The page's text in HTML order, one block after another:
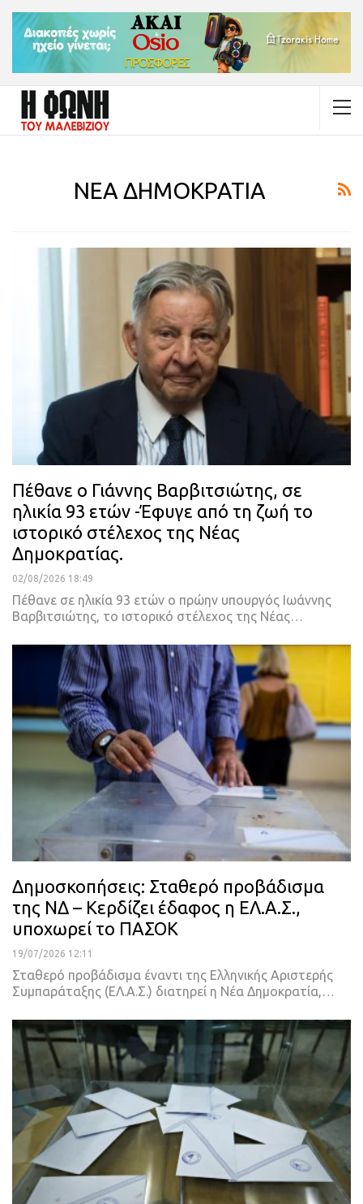
ΝΕΑ ΔΗΜΟΚΡΑΤΙΑ
Πέθανε ο Γιάννης Βαρβιτσιώτης, σε
ηλικία 93 ετών -Έφυγε από τη ζωή το
ιστορικό στέλεχος της Νέας
Δημοκρατίας.
02/08/2026 18:49
Πέθανε σε ηλικία 93 ετών ο πρώην υπουργός Ιωάννης
Βαρβιτσιώτης, το ιστορικό στέλεχος της Νέας…
Δημοσκοπήσεις: Σταθερό προβάδισμα
της ΝΔ – Κερδίζει έδαφος η ΕΛ.Α.Σ.,
υποχωρεί το ΠΑΣΟΚ
19/07/2026 12:11
Σταθερό προβάδισμα έναντι της Ελληνικής Αριστερής
Συμπαράταξης (ΕΛ.Α.Σ.) διατηρεί η Νέα Δημοκρατία,…